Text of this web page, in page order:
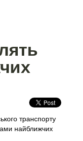
транспорту
найближчих